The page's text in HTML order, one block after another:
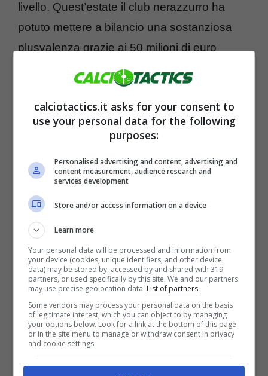
livello. Quest’estate il club nerazzurro ha
potuto mettere a bilancio una sostanziosa
plusvalenza grazie ai 50 milioni di euro
ricavati dalla cessione di
Manchester United – dove non sta avendo lo
stesso rendimento in maglia nerazzurra –
con l’ex numero 1 interista che è stato
non lo sta facendo rimpiangere.
Orbene, altri nerazzurri potrebbero
condividere la stessa sorte del numero 1
camerunense. Nello specifico,Denzel
Dumfries, tra i i più positivi in questa prima
parte di stagione come attesta il suo score,
fin qui 4 assist e 2 gol in 16 presenze
complessive, nonostante un contratto in
scadenza il30 giugno 2025
le valigie in caso arrivasse una congrua
calciotactics.it asks for your consent to
use your personal data for the following
purposes:
Personalised advertising and content, advertising and
content measurement, audience research and
services development
Store and/or access information on a device
Learn more
Your personal data will be processed and information from
your device (cookies, unique identifiers, and other device
data) may be stored by, accessed by and shared with 319
partners, or used specifically by this site. We and our partners
may use precise geolocation data. List of partners.
Some vendors may process your personal data on the basis
of legitimate interest, which you can object to by managing
your options below. Look for a link at the bottom of this page
or in the site menu to manage or withdraw consent in privacy
and cookie settings.